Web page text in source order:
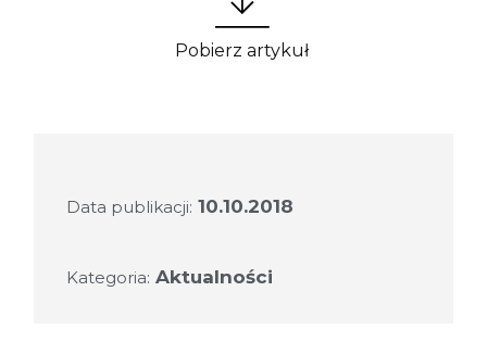
Pobierz artykuł
Data publikacji: 10.10.2018
Kategoria: Aktualności